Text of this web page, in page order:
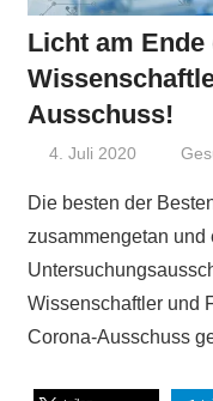
Licht am Ende
Ausschuss!
4. Juli 2020 Niki
Die besten der
zusammengetan und
Wissenschaftler und
Corona-Ausschuss